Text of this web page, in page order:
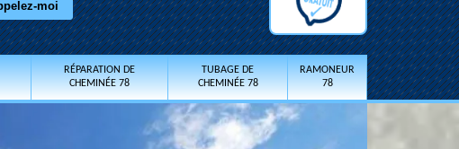
RÉPARATION DE
CHEMINÉE 78
TUBAGE DE
CHEMINÉE 78
RAMONEUR
78